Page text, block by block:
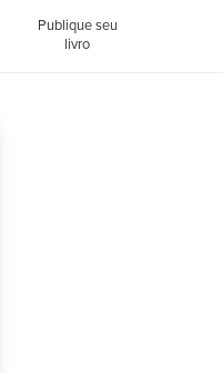
Publique seu
livro